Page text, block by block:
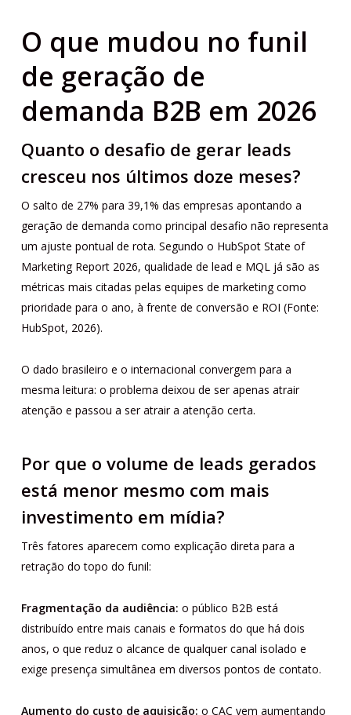
O que mudou no funil
de geração de
demanda B2B em 2026
Quanto o desafio de gerar leads
cresceu nos últimos doze meses?
O salto de 27% para 39,1% das empresas apontando a
geração de demanda como principal desafio não representa
um ajuste pontual de rota. Segundo o HubSpot State of
Marketing Report 2026, qualidade de lead e MQL já são as
métricas mais citadas pelas equipes de marketing como
prioridade para o ano, à frente de conversão e ROI (Fonte:
HubSpot, 2026).
O dado brasileiro e o internacional convergem para a
mesma leitura: o problema deixou de ser apenas atrair
atenção e passou a ser atrair a atenção certa.
Por que o volume de leads gerados
está menor mesmo com mais
investimento em mídia?
Três fatores aparecem como explicação direta para a
retração do topo do funil:
Fragmentação da audiência: o público B2B está
distribuído entre mais canais e formatos do que há dois
anos, o que reduz o alcance de qualquer canal isolado e
exige presença simultânea em diversos pontos de contato.
Aumento do custo de aquisição: o CAC vem aumentando